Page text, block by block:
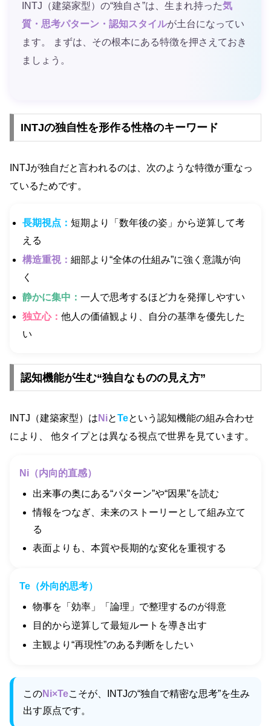
INTJ（建築家型）の“独自さ”は、生まれ持った気
質・思考パターン・認知スタイルが土台になってい
ます。 まずは、その根本にある特徴を押さえておき
ましょう。
INTJの独自性を形作る性格のキーワード
INTJが独自だと言われるのは、次のような特徴が重なっ
ているためです。
長期視点：短期より「数年後の姿」から逆算して考
える
構造重視：細部より“全体の仕組み”に強く意識が向
く
静かに集中：一人で思考するほど力を発揮しやすい
独立心：他人の価値観より、自分の基準を優先した
い
認知機能が生む“独自なものの見え方”
INTJ（建築家型）は NiとTeという認知機能の組み合わせ
により、 他タイプとは異なる視点で世界を見ています。
Ni（内向的直感）
出来事の奥にある“パターン”や“因果”を読む
情報をつなぎ、未来のストーリーとして組み立て
る
表面よりも、本質や長期的な変化を重視する
Te（外向的思考）
物事を「効率」「論理」で整理するのが得意
目的から逆算して最短ルートを導き出す
主観より“再現性”のある判断をしたい
このNi×Teこそが、INTJの“独自で精密な思考”を生み
出す原点です。